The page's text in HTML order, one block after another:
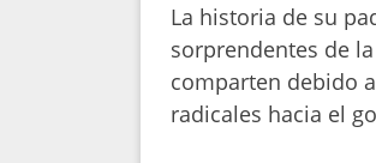
La historia de su
sorprendentes de
comparten debido
radicales hacia el